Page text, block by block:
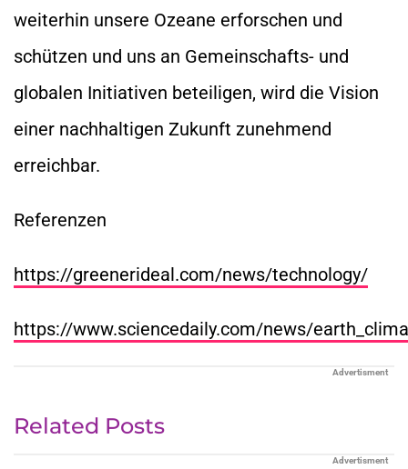
weiterhin unsere Ozeane erforschen und
schützen und uns an Gemeinschafts- und
globalen Initiativen beteiligen, wird die Vision
einer nachhaltigen Zukunft zunehmend
erreichbar.
Referenzen
https://greenerideal.com/news/technology/
https://www.sciencedaily.com/news/
Advertisment
Related Posts
Advertisment